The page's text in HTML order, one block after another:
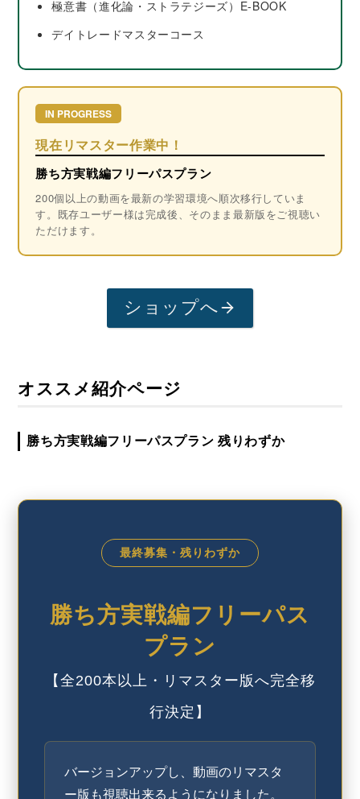
極意書（進化論・ストラテジーズ）E-BOOK
デイトレードマスターコース
IN PROGRESS
現在リマスター作業中！
勝ち方実戦編フリーパスプラン
200個以上の動画を最新の学習環境へ順次移行していま
す。既存ユーザー様は完成後、そのまま最新版をご視聴い
ただけます。
ショップへ
オススメ紹介ページ
勝ち方実戦編フリーパスプラン 残りわずか
最終募集・残りわずか
勝ち方実戦編フリーパス
プラン
【全200本以上・リマスター版へ完全移
行決定】
バージョンアップし、動画のリマスタ
ー版も視聴出来るようになりました。